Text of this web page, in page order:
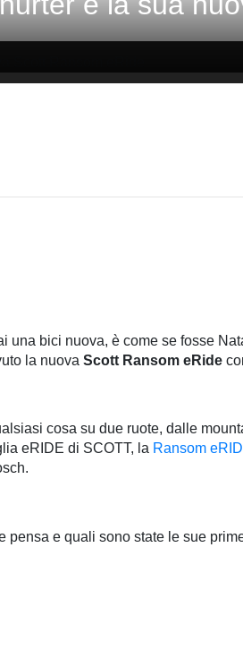
una bici nuova, è come se fosse
la nuova Scott Ransom eRide
cosa su due ruote, dalle
eRIDE di SCOTT, la Ransom
pensa e quali sono state le sue